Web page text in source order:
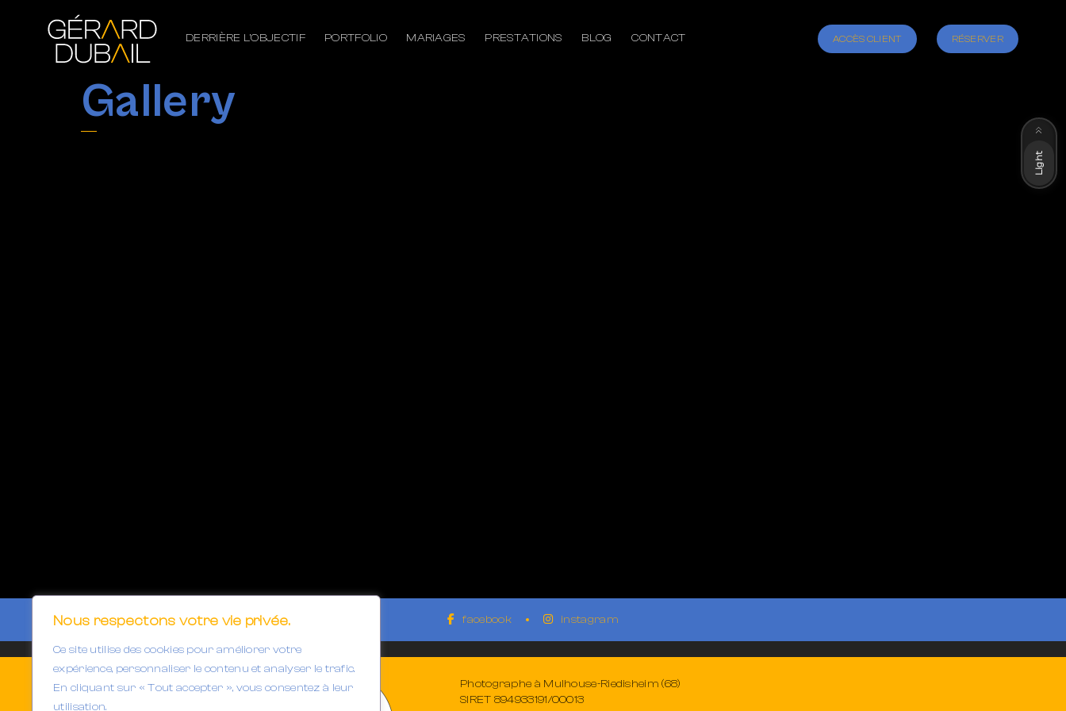
Nous respectons votre vie privée.
Ce site utilise des cookies pour améliorer votre
expérience, personnaliser le contenu et analyser le trafic.
En cliquant sur « Tout accepter », vous consentez à leur
utilisation.
DERRIÈRE L’OBJECTIF PORTFOLIO MARIAGES PRESTATIONS BLOG CONTACT ACCÈS CLIENT RÉSERVER
Gallery
facebook instagram
Photographe à Mulhouse-Riedisheim (68)
SIRET 894933191/00013
Light
Dark